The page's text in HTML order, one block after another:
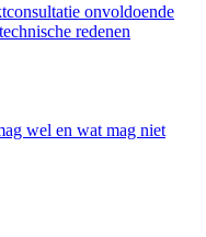
onvoldoende
redenen
wel en wat mag niet